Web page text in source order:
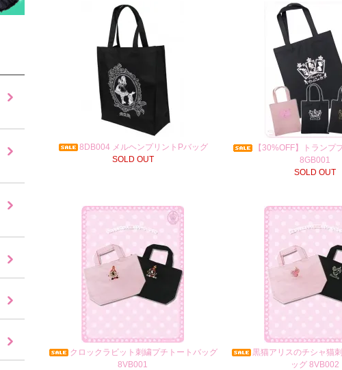
8DB004 メルヘンプリントPバッグ
SOLD OUT
【30%OFF】トランプ
8GB001
SOLD OUT
クロックラビット刺繍プチトートバッグ
8VB001
黒猫アリスのチシャ猫
ッグ 8VB002